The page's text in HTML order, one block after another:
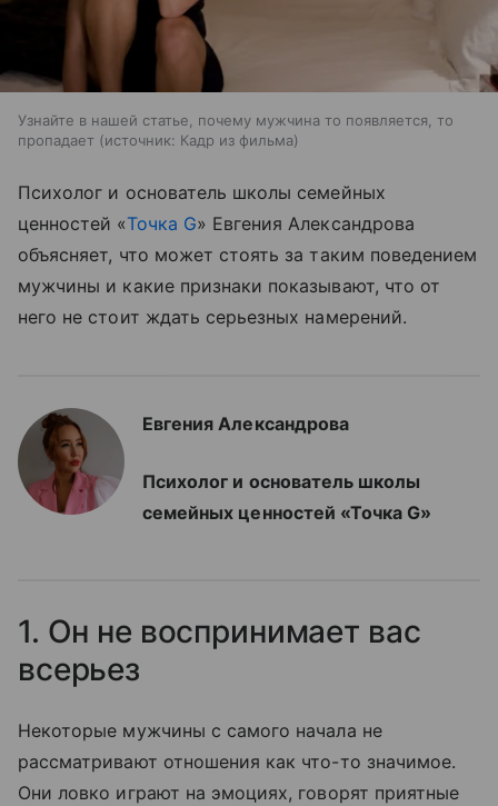
Узнайте в нашей статье, почему мужчина то появляется, то
пропадает
источник: Кадр из фильма
Психолог и основатель школы семейных
ценностей «Точка G» Евгения Александрова
объясняет, что может стоять за таким поведением
мужчины и какие признаки показывают, что от
него не стоит ждать серьезных намерений.
Евгения Александрова
Психолог и основатель школы
семейных ценностей «Точка G»
1. Он не воспринимает вас
всерьез
Некоторые мужчины с самого начала не
рассматривают отношения как что-то значимое.
Они ловко играют на эмоциях, говорят приятные